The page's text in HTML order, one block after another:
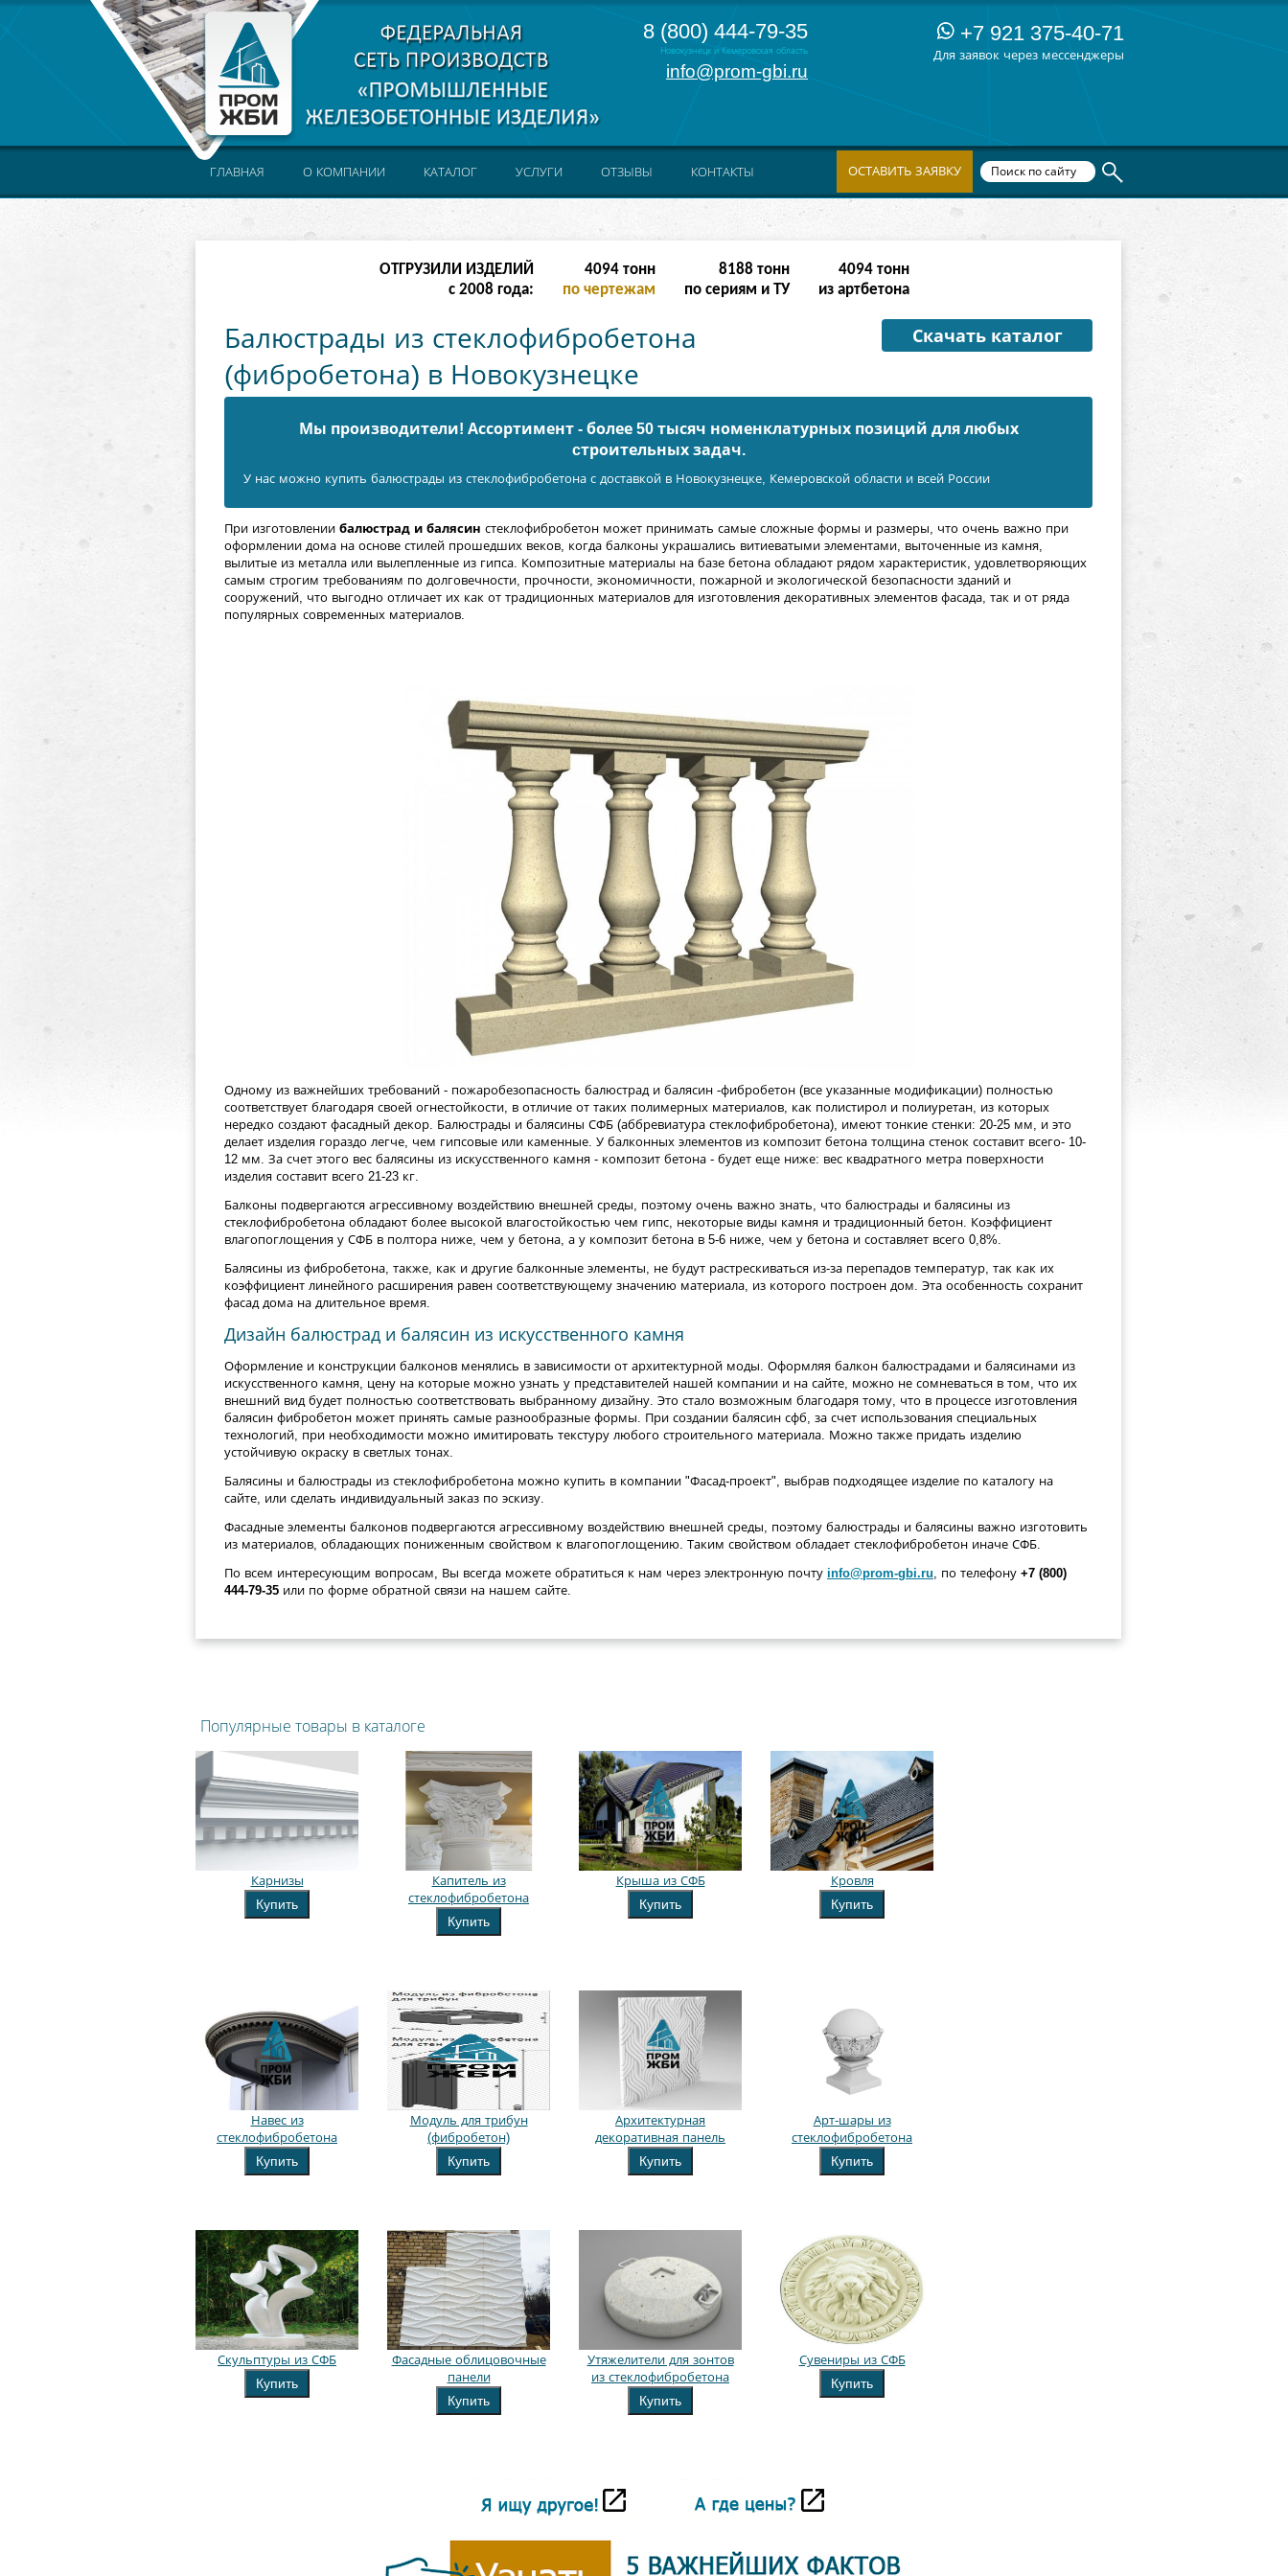
8 (800) 444-79-35
Новокузнецк и Кемеровская область
info@prom-gbi.ru
+7 921 375-40-71
Для заявок через мессенджеры
ГЛАВНАЯ О КОМПАНИИ КАТАЛОГ УСЛУГИ ОТЗЫВЫ КОНТАКТЫ ОСТАВИТЬ ЗАЯВКУ
ОТГРУЗИЛИ ИЗДЕЛИЙ
с 2008 года:
16382тонн
по чертежам
32764 тонн
по сериям и ТУ
16382тонн
из артбетона
Скачать каталог
Балюстрады из стеклофибробетона
(фибробетона) в Новокузнецке
Мы производители! Ассортимент - более 50 тысяч номенклатурных позиций для любых
cтроительных задач.
У нас можно купить балюстрады из стеклофибробетона с доставкой в Новокузнецке, Кемеровской области и всей России
При изготовлении балюстрад и балясин стеклофибробетон может принимать самые сложные формы и размеры, что очень важно при
оформлении дома на основе стилей прошедших веков, когда балконы украшались витиеватыми элементами, выточенные из камня,
вылитые из металла или вылепленные из гипса. Композитные материалы на базе бетона обладают рядом характеристик, удовлетворяющих
самым строгим требованиям по долговечности, прочности, экономичности, пожарной и экологической безопасности зданий и
сооружений, что выгодно отличает их как от традиционных материалов для изготовления декоративных элементов фасада, так и от ряда
популярных современных материалов.
Одному из важнейших требований - пожаробезопасность балюстрад и балясин -фибробетон (все указанные модификации) полностью
соответствует благодаря своей огнестойкости, в отличие от таких полимерных материалов, как полистирол и полиуретан, из которых
нередко создают фасадный декор. Балюстрады и балясины СФБ (аббревиатура стеклофибробетона), имеют тонкие стенки: 20-25 мм, и это
делает изделия гораздо легче, чем гипсовые или каменные. У балконных элементов из композит бетона толщина стенок составит всего- 10-
12 мм. За счет этого вес балясины из искусственного камня - композит бетона - будет еще ниже: вес квадратного метра поверхности
изделия составит всего 21-23 кг.
Балконы подвергаются агрессивному воздействию внешней среды, поэтому очень важно знать, что балюстрады и балясины из
стеклофибробетона обладают более высокой влагостойкостью чем гипс, некоторые виды камня и традиционный бетон. Коэффициент
влагопоглощения у СФБ в полтора ниже, чем у бетона, а у композит бетона в 5-6 ниже, чем у бетона и составляет всего 0,8%.
Балясины из фибробетона, также, как и другие балконные элементы, не будут растрескиваться из-за перепадов температур, так как их
коэффициент линейного расширения равен соответствующему значению материала, из которого построен дом. Эта особенность сохранит
фасад дома на длительное время.
Дизайн балюстрад и балясин из искусственного камня
Оформление и конструкции балконов менялись в зависимости от архитектурной моды. Оформляя балкон балюстрадами и балясинами из
искусственного камня, цену на которые можно узнать у представителей нашей компании и на сайте, можно не сомневаться в том, что их
внешний вид будет полностью соответствовать выбранному дизайну. Это стало возможным благодаря тому, что в процессе изготовления
балясин фибробетон может принять самые разнообразные формы. При создании балясин сфб, за счет использования специальных
технологий, при необходимости можно имитировать текстуру любого строительного материала. Можно также придать изделию
устойчивую окраску в светлых тонах.
Балясины и балюстрады из стеклофибробетона можно купить в компании "Фасад-проект", выбрав подходящее изделие по каталогу на
сайте, или сделать индивидуальный заказ по эскизу.
Фасадные элементы балконов подвергаются агрессивному воздействию внешней среды, поэтому балюстрады и балясины важно изготовить
из материалов, обладающих пониженным свойством к влагопоглощению. Таким свойством обладает стеклофибробетон иначе СФБ.
По всем интересующим вопросам, Вы всегда можете обратиться к нам через электронную почту info@prom-gbi.ru, по телефону +7 (800)
444-79-35 или по форме обратной связи на нашем сайте.
Популярные товары в каталоге
Карнизы
Купить
Капитель из
стеклофибробетона
Купить
Крыша из СФБ
Купить
Кровля
Купить
Навес из
стеклофибробетона
Купить
Модуль для трибун
(фибробетон)
Купить
Архитектурная
декоративная панель
Купить
Арт-шары из
стеклофибробетона
Купить
Скульптуры из СФБ
Купить
Фасадные облицовочные
панели
Купить
Утяжелители для зонтов
из стеклофибробетона
Купить
Сувениры из СФБ
Купить